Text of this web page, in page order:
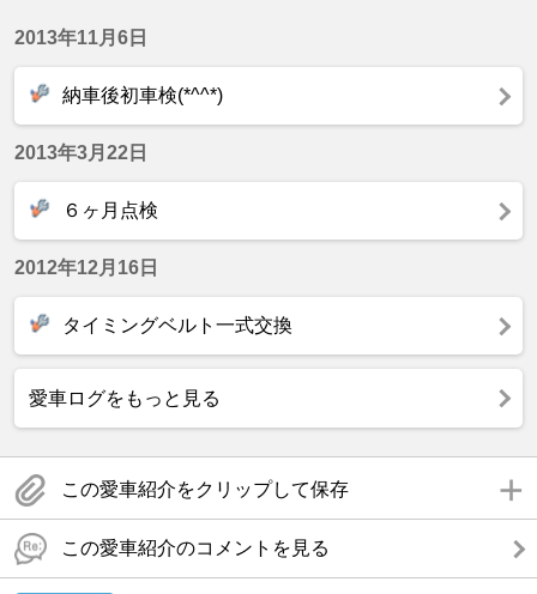
2013年11月6日
納車後初車検(*^^*)
2013年3月22日
６ヶ月点検
2012年12月16日
タイミングベルト一式交換
愛車ログをもっと見る
この愛車紹介をクリップして保存
この愛車紹介のコメントを見る